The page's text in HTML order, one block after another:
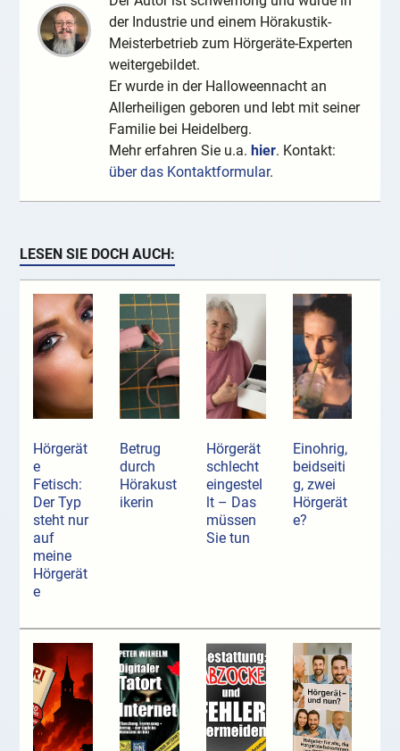
der Industrie und einem Hörakustik-
Meisterbetrieb zum Hörgeräte-Experten
weitergebildet.
Er wurde in der Halloweennacht an
Allerheiligen geboren und lebt mit seiner
Familie bei Heidelberg.
Mehr erfahren Sie u.a.hier. Kontakt:
über das Kontaktformular.
LESEN SIE DOCH AUCH:
Hörgerät
e
Fetisch:
Der Typ
steht nur
auf
meine
Hörgerät
e
Betrug
durch
Hörakust
ikerin
Hörgerät
schlecht
eingestel
lt – Das
müssen
Sie tun
Einohrig,
beidseiti
g, zwei
Hörgerät
e?